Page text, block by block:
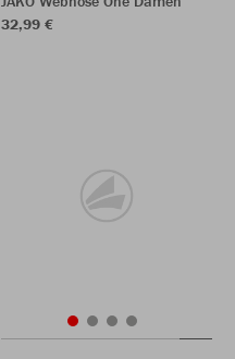
32,99 €